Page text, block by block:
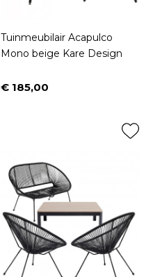
Tuinmeubilair Acapulco
Mono beige Kare Design
Prijs
€ 185,00